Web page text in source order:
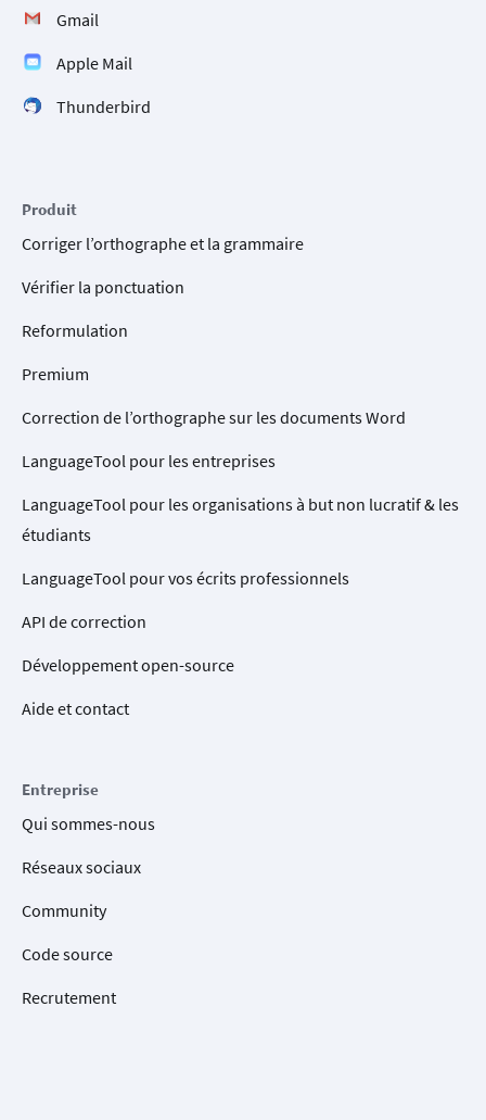
Gmail
Apple Mail
Thunderbird
Produit
Corriger l’orthographe et la grammaire
Vérifier la ponctuation
Reformulation
Premium
Correction de l’orthographe sur les documents Word
LanguageTool pour les entreprises
LanguageTool pour les organisations à but non lucratif & les
étudiants
LanguageTool pour vos écrits professionnels
API de correction
Développement open-source
Aide et contact
Entreprise
Qui sommes-nous
Réseaux sociaux
Community
Code source
Recrutement